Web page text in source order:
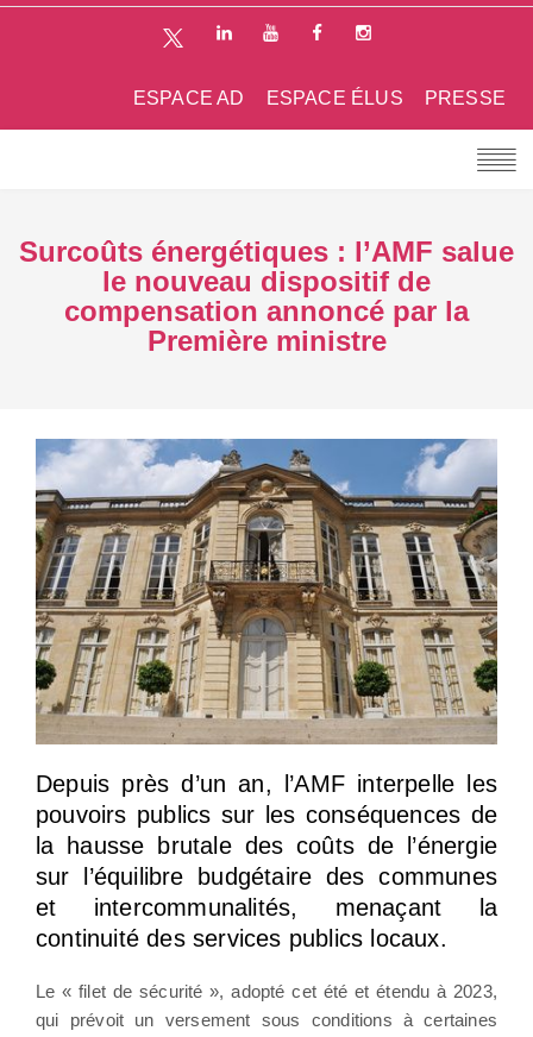
PRESSE
ESPACE ÉLUS
ESPACE AD
Surcoûts énergétiques : l’AMF salue
le nouveau dispositif de
compensation annoncé par la
Première ministre
Depuis près d’un an, l’AMF interpelle les
pouvoirs publics sur les conséquences de
la hausse brutale des coûts de l’énergie
sur l’équilibre budgétaire des communes
et intercommunalités, menaçant la
continuité des services publics locaux.
Le « filet de sécurité », adopté cet été et étendu à 2023,
qui prévoit un versement sous conditions à certaines